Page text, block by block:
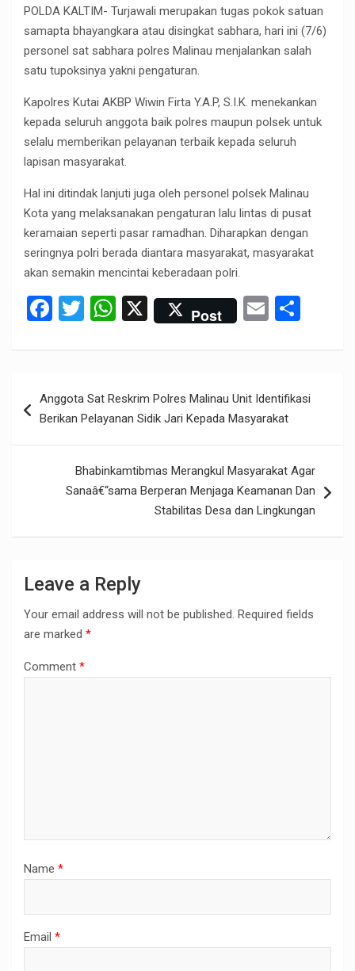
POLDA KALTIM- Turjawali merupakan tugas pokok satuan
samapta bhayangkara atau disingkat sabhara, hari ini (7/6)
personel sat sabhara polres Malinau menjalankan salah
satu tupoksinya yakni pengaturan.
Kapolres Kutai AKBP Wiwin Firta Y.A.P, S.I.K. menekankan
kepada seluruh anggota baik polres maupun polsek untuk
selalu memberikan pelayanan terbaik kepada seluruh
lapisan masyarakat.
Hal ini ditindak lanjuti juga oleh personel polsek Malinau
Kota yang melaksanakan pengaturan lalu lintas di pusat
keramaian seperti pasar ramadhan. Diharapkan dengan
seringnya polri berada diantara masyarakat, masyarakat
akan semakin mencintai keberadaan polri.
F
ce
o
T
tt
W
at
A
p
X Post
E
ail ar
navigation
Anggota Sat Reskrim Polres Malinau Unit Identifikasi
Berikan Pelayanan Sidik Jari Kepada Masyarakat
Bhabinkamtibmas Merangkul Masyarakat Agar
Sanaâ€“sama Berperan Menjaga Keamanan Dan
Stabilitas Desa dan Lingkungan
Leave a Reply
Your email address will not be published. Required fields
are marked *
Comment *
Name *
Email *